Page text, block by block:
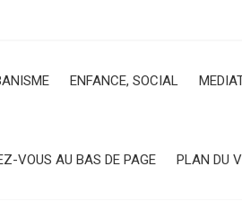
ENFANCE, SOCIAL
VOUS AU BAS DE PAGE PLAN DU